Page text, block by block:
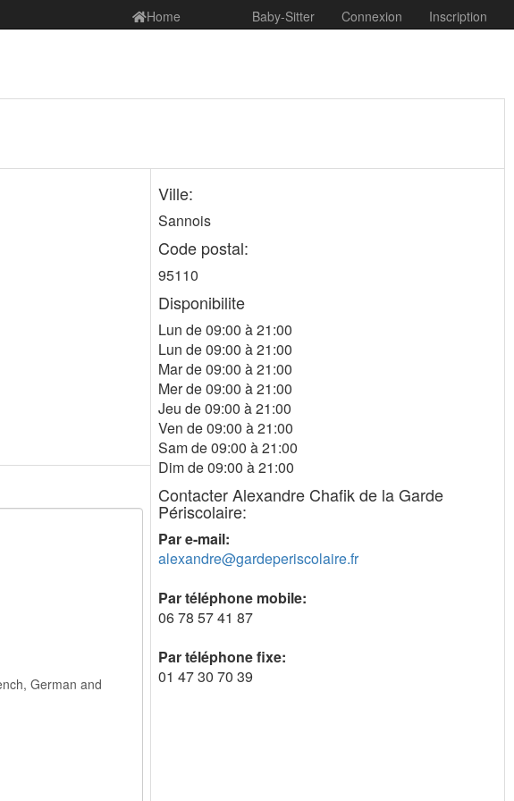
Home Baby-Sitter Connexion Inscription
Ville:
Sannois
Code postal:
95110
Disponibilite
Lun de 09:00 à 21:00
Lun de 09:00 à 21:00
Mar de 09:00 à 21:00
Mer de 09:00 à 21:00
Jeu de 09:00 à 21:00
Ven de 09:00 à 21:00
Sam de 09:00 à 21:00
Dim de 09:00 à 21:00
Contacter Alexandre Chafik de la Garde
Périscolaire:
Par e-mail:
alexandre@gardeperiscolaire.fr
Par téléphone mobile:
06 78 57 41 87
Par téléphone fixe:
01 47 30 70 39